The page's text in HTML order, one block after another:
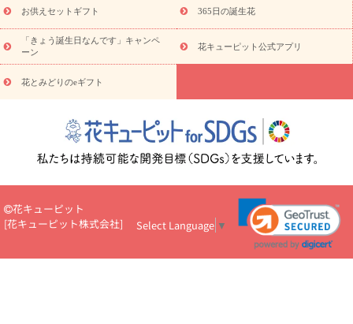
ド
お花の種類 トルコキキョウ
お祝い お祝い・3000円～ お祝い・4000円～
お祝い・
5000円～
お祝い・7000円～ お祝い・ 10000円～
お供え・お
悔やみ
円～
お供え・お悔やみ・
読み物
いのマナー
定年退職祝いのマナー
お祝いを贈るときのマナー・
花キューピットのお祝いコラム一覧
誕生日のお花を「色
彩心理学」で選ぶ方法
結婚祝いの予算相場
出産祝いお役立ち情
ール
新築引っ越し祝いコラム お祝い花のマナー総まとめ
職
場上司や先輩へ贈るお祝い花の正解は？
開店祝いの花 選び方ガイ
お供えを贈るときのマナー・ルール
花キューピットのお供え・
お供えセットギフト 365日の誕生花
「きょう誕生日なんです」キャンペ
ーン
花キューピット公式アプリ
花とみどりのeギフト
花キューピット
[花キューピット株式会社] Select Language ▼